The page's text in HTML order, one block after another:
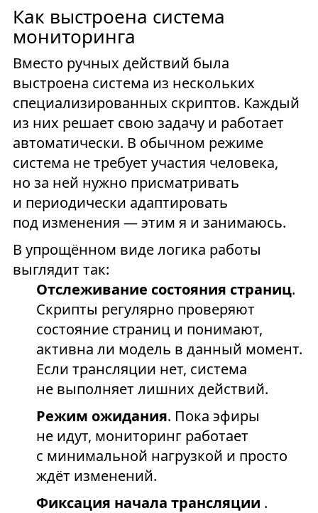
Как выстроена система
мониторинга
Вместо ручных действий была
выстроена система из нескольких
специализированных скриптов. Каждый
из них решает свою задачу и работает
автоматически. В обычном режиме
система не требует участия человека,
но за ней нужно присматривать
и периодически адаптировать
под изменения — этим я и занимаюсь.
В упрощённом виде логика работы
выглядит так:
Отслеживание состояния страниц.
Скрипты регулярно проверяют
состояние страниц и понимают,
активна ли модель в данный момент.
Если трансляции нет, система
не выполняет лишних действий.
Режим ожидания. Пока эфиры
не идут, мониторинг работает
с минимальной нагрузкой и просто
ждёт изменений.
Фиксация начала трансляции .